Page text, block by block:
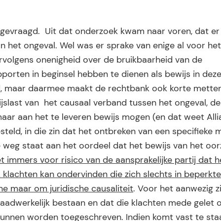
Uit dat onderzoek kwam naar voren, dat
het ongeval. Wel was er sprake van enige al voor
onenigheid over de bruikbaarheid van de
in beginsel hebben te dienen als bewijs in
maar daarmee maakt de rechtbank ook korte
van het causaal verband tussen het ongeval,
aan het te leveren bewijs mogen (en dat weet
in die zin dat het ontbreken van een specifieke
staat aan het oordeel dat het bewijs van het
immers voor risico van de aansprakelijke partij dat
kan ondervinden die zich slechts in
maar om juridische causaliteit. Voor het aanwezig
bestaan en dat die klachten mede gelet
worden toegeschreven. Indien komt vast te